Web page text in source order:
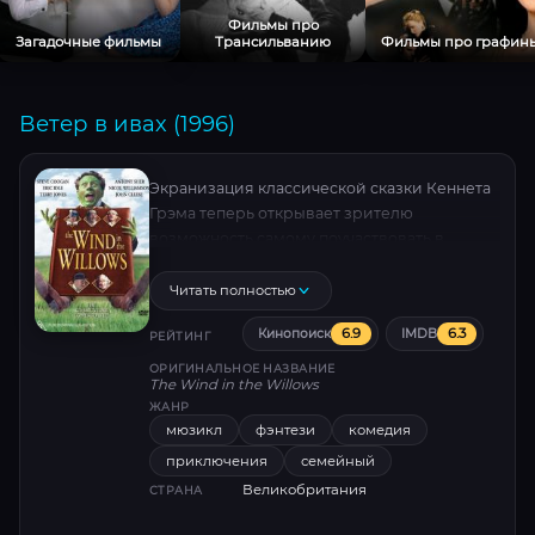
Загадочные фильмы
Фильмы про
Трансильванию
Фильмы про графинь
Ветер в ивах (1996)
Экранизация классической сказки Кеннета
Грэма теперь открывает зрителю
четырех верных друзей — спасти дом Крота
от землетрясения, вызволить Жабу из
тюрьмы и победить в битве коварных
Ласок.
Читать полностью
РЕЙТИНГ Кинопоиск 6.9 IMDB 6.3
ОРИГИНАЛЬНОЕ НАЗВАНИЕ
The Wind in the Willows
ЖАНР
мюзикл фэнтези
комедия
приключения
семейный
СТРАНА Великобритания